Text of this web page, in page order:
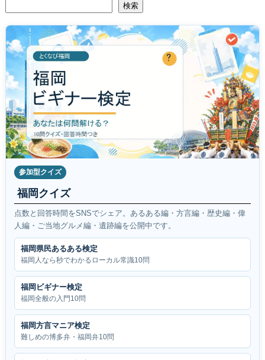
検索
参加型クイズ
福岡クイズ
点数と回答時間をSNSでシェア。あるある編・方言編・歴史編・偉
人編・ご当地グルメ編・遺跡編を公開中です。
福岡県民あるある検定
福岡人なら秒でわかるローカル常識10問
福岡ビギナー検定
福岡全般の入門10問
福岡方言マニア検定
難しめの博多弁・福岡弁10問